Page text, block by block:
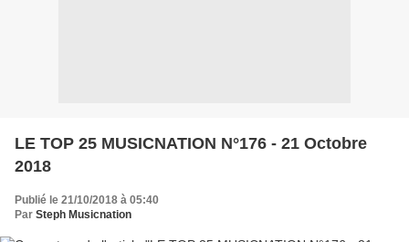
LE TOP 25 MUSICNATION N°176 - 21 Octobre
2018
Publié le 21/10/2018 à 05:40
Par Steph Musicnation